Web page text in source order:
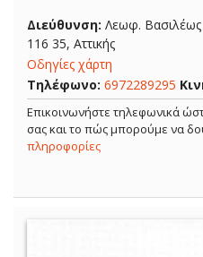
Διεύθυνση: Λεωφ.
116 35, Αττικής
Οδηγίες χάρτη
Τηλέφωνο: 6972289295
Επικοινωνήστε τηλεφωνικά
σας και το πώς μπορούμε να
πληροφορίες